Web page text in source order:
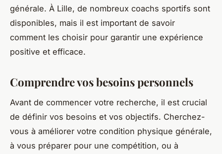
générale. À Lille, de nombreux coachs sportifs sont
disponibles, mais il est important de savoir
comment les choisir pour garantir une expérience
positive et efficace.
Comprendre vos besoins personnels
Avant de commencer votre recherche, il est crucial
de définir vos besoins et vos objectifs. Cherchez-
vous à améliorer votre condition physique générale,
à vous préparer pour une compétition, ou à